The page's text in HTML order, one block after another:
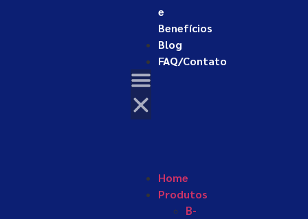
e
Benefícios
Blog
FAQ/Contato
Home
Produtos
B-